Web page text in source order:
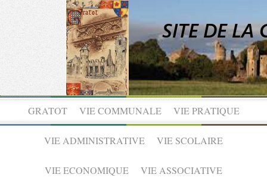
GRATOT VIE COMMUNALE VIE PRATIQUE
VIE ADMINISTRATIVE VIE SCOLAIRE
VIE ECONOMIQUE VIE ASSOCIATIVE